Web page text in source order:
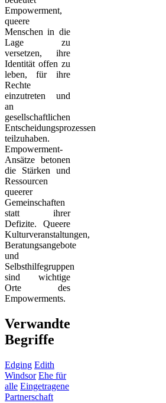
Empowerment,
queere
Menschen in die
Lage zu
versetzen, ihre
Identität offen zu
leben, für ihre
Rechte
einzutreten und
an
gesellschaftlichen
Entscheidungsprozessen
teilzuhaben.
Empowerment-
Ansätze betonen
die Stärken und
Ressourcen
queerer
Gemeinschaften
statt ihrer
Defizite. Queere
Kulturveranstaltungen,
Beratungsangebote
und
Selbsthilfegruppen
sind wichtige
Orte des
Empowerments.
Verwandte
Begriffe
Edging Edith
Windsor Ehe für
alle Eingetragene
Partnerschaft